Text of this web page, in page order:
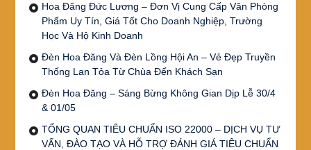
Hoa Đăng Đức Lương – Đơn Vị Cung Cấp Văn Phòng
Phẩm Uy Tín, Giá Tốt Cho Doanh Nghiệp, Trường
Học Và Hộ Kinh Doanh
Đèn Hoa Đăng Và Đèn Lồng Hội An – Vẻ Đẹp Truyền
Thống Lan Tỏa Từ Chùa Đến Khách Sạn
Đèn Hoa Đăng – Sáng Bừng Không Gian Dịp Lễ 30/4
& 01/05
TỔNG QUAN TIÊU CHUẨN ISO 22000 – DỊCH VỤ TƯ
VẤN, ĐÀO TẠO VÀ HỖ TRỢ ĐÁNH GIÁ TIÊU CHUẨN